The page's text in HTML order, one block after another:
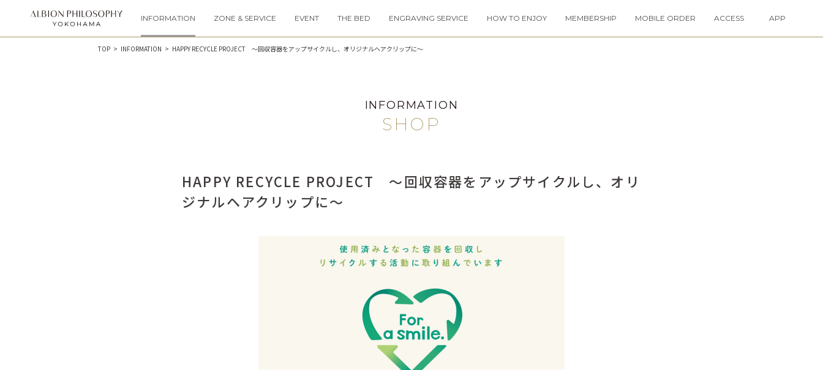
INFORMATION ZONE & SERVICE EVENT THE BED ENGRAVING SERVICE HOW TO ENJOY MEMBERSHIP MOBILE ORDER ACCESS APP
TOP INFORMATION HAPPY RECYCLE PROJECT ～回収容器をアップサイクルし、オリジナルヘアクリップに～
INFORMATION
SHOP
HAPPY RECYCLE PROJECT ～回収容器をアップサイクルし、オリ
ジナルヘアクリップに～